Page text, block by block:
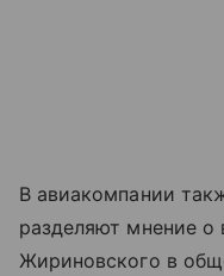
В авиакомпании
разделяют мнение
Жириновского в